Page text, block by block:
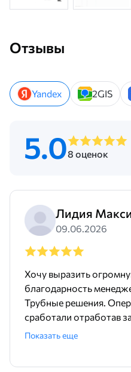
Отзывы
Yandex 2GIS
5.08 оценок
Лидия
09.06.2026
Хочу выразить
благодарность
Трубные решения.
сработали отработав
Доставили точно в срок
Показать еще